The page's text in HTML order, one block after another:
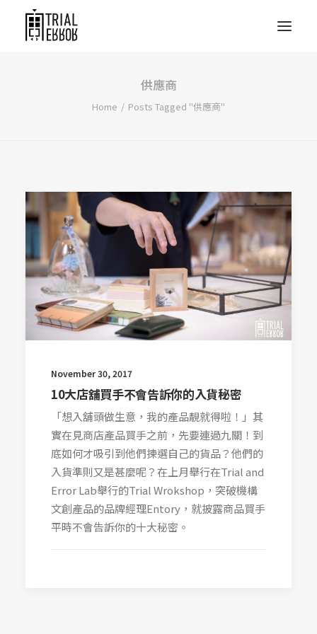
供應商
Home Posts Tagged "供應商"
November 30, 2017
10大店舖買手不會告訴你的入貨秘密
「想入舖頭做生意，我的產品靚就得啦！」其
實在見商店產品買手之前，先要連過九關！到
底如何才吸引到他們揀選自己的貨品？他們的
入貨準則又是甚麼呢？在上月舉行在Trial and
Error Lab舉行的Trial Wrokshop，突破機構
文創產品的品牌經理Entory，就披露商品買手
平時不會告訴你的十大秘密。